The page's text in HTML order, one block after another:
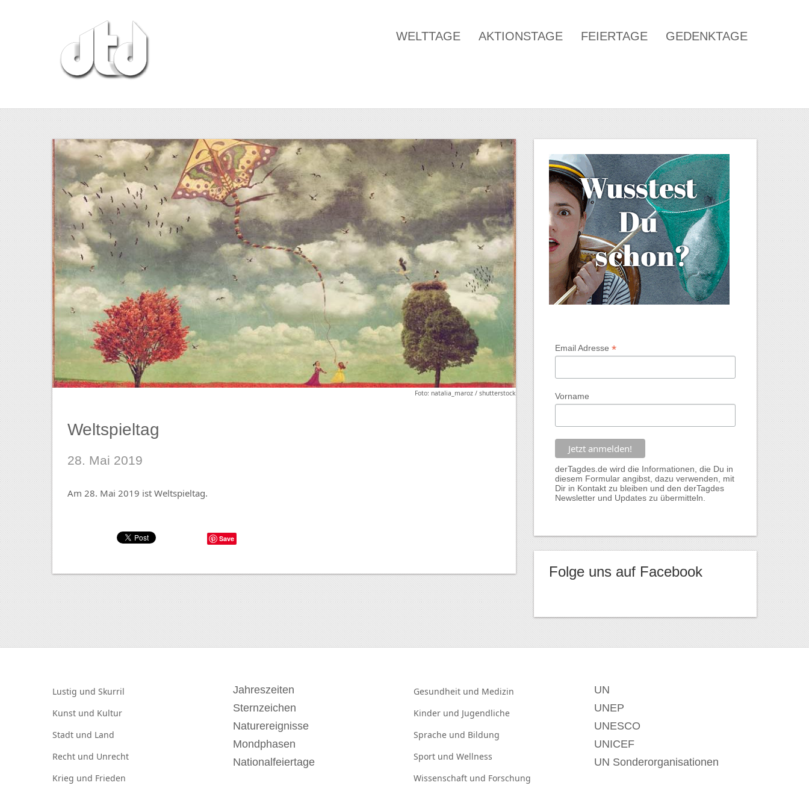
WELTTAGE AKTIONSTAGE FEIERTAGE GEDENKTAGE
Foto: natalia_maroz / shutterstock
Weltspieltag
28. Mai 2019
Am 28. Mai 2019 ist Weltspieltag.
Save
Email Adresse *
Vorname
derTagdes.de wird die Informationen, die Du in
diesem Formular angibst, dazu verwenden, mit
Dir in Kontakt zu bleiben und den derTagdes
Newsletter und Updates zu übermitteln.
Folge uns auf Facebook
Lustig und Skurril
Kunst und Kultur
Stadt und Land
Recht und Unrecht
Krieg und Frieden
Jahreszeiten
Sternzeichen
Naturereignisse
Mondphasen
Nationalfeiertage
Gesundheit und Medizin
Kinder und Jugendliche
Sprache und Bildung
Sport und Wellness
Wissenschaft und Forschung
UN
UNEP
UNESCO
UNICEF
UN Sonderorganisationen